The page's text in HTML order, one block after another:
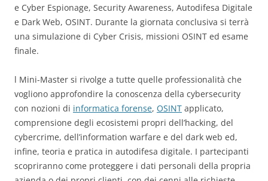
e Cyber Espionage, Security Awareness, Autodifesa Digitale
e Dark Web, OSINT. Durante la giornata conclusiva si terrà
una simulazione di Cyber Crisis, missioni OSINT ed esame
finale.
l Mini-Master si rivolge a tutte quelle professionalità che
vogliono approfondire la conoscenza della cybersecurity
con nozioni di informatica forense, OSINT applicato,
comprensione degli ecosistemi propri dell’hacking, del
cybercrime, dell’information warfare e del dark web ed,
infine, teoria e pratica in autodifesa digitale. I partecipanti
scopriranno come proteggere i dati personali della propria